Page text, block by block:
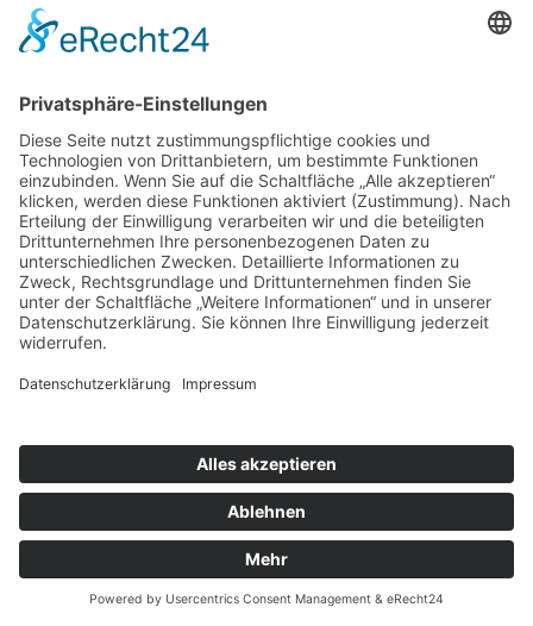
Beim Aufbau der Veranstaltungstechnik wird die
Technik beschädigt
Eine Kerze wird umgestoßen und entzündet
Dekomaterial
Kinder beschädigen ein wertvolles Gemälde in
einer Mietlocation
Ein Betrunkener zerstört eine Glastür
In der Nacht vor der Veranstaltung wird die
gemietete PA-Anlage gestohlen
Bei einer Panik durch einen Brand werden
Menschen verletzt (schlimmstes Beispiel ist
leider die Massenpanik bei der Love-Parade)
Welche Versicherungssummen lassen sich
absichern?